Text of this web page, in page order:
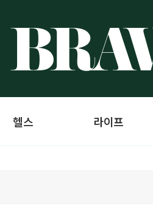
헬스 라이프